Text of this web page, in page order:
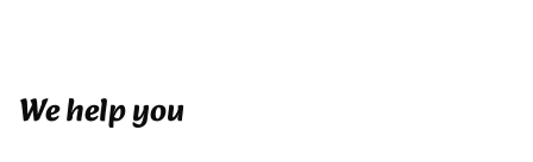
We help you